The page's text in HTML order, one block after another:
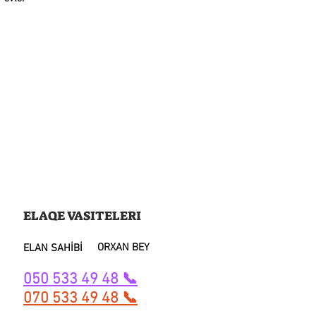
ELAQE VASITELERI
ELAN SAHİBİ ORXAN BEY
050 533 49 48 📞
070 533 49 48 📞